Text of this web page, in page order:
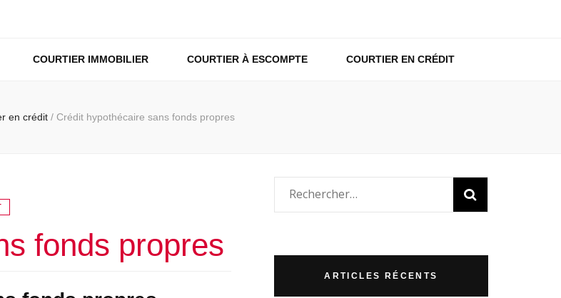
COURTIER IMMOBILIER COURTIER À ESCOMPTE COURTIER EN CRÉDIT
en crédit / Crédit hypothécaire sans fonds propres
fonds propres
Rechercher :
ARTICLES RÉCENTS